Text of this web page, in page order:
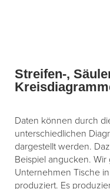
Streifen-,
Daten können durch
unterschiedlichen
dargestellt werden.
Beispiel angucken.
Unternehmen Tische
produziert. Es